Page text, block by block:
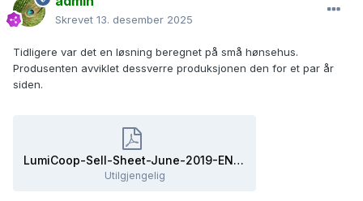
Skrevet 13. desember 2025
Tidligere var det en løsning beregnet på små hønsehus.
Produsenten avviklet dessverre produksjonen den for et par år
siden.
LumiCoop-Sell-Sheet-June-2019-EN.pdf
Utilgjengelig